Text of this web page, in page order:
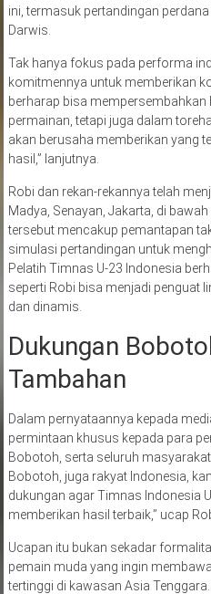
ini, termasuk pertandingan
Darwis.
Tak hanya fokus pada performa
komitmennya untuk memberikan
berharap bisa mempersembahkan
permainan, tetapi juga dalam
akan berusaha memberikan yang
hasil,” lanjutnya.
Robi dan rekan-rekannya telah
Madya, Senayan, Jakarta, di
tersebut mencakup pemantapan
simulasi pertandingan untuk
Pelatih Timnas U-23 Indonesia
seperti Robi bisa menjadi penguat
dan dinamis.
Dukungan
Tambahan
Dalam pernyataannya kepada
permintaan khusus kepada para
Bobotoh, serta seluruh
Bobotoh, juga rakyat Indonesia,
dukungan agar Timnas Indonesia
memberikan hasil terbaik,” ucap
Ucapan itu bukan sekadar
pemain muda yang ingin
tertinggi di kawasan Asia Tenggara.